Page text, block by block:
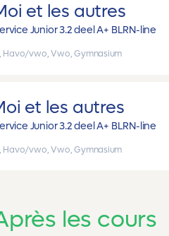
et les autres
Junior 3.2 deel A+ BLRN-line
Havo/vwo, Vwo, Gymnasium
et les autres
Junior 3.2 deel A+ BLRN-line
Havo/vwo, Vwo, Gymnasium
les cours